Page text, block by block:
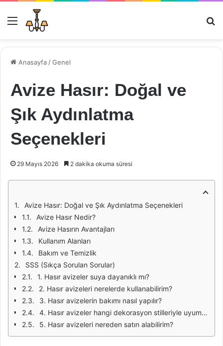
Menü
Anasayfa /Genel
Avize Hasır: Doğal ve
Şık Aydınlatma
Seçenekleri
29 Mayıs 2026 2 dakika okuma süresi
Avize Hasır: Doğal ve Şık Aydınlatma Seçenekleri
Avize Hasır Nedir?
Avize Hasırın Avantajları
Kullanım Alanları
Bakım ve Temizlik
SSS (Sıkça Sorulan Sorular)
1. Hasır avizeler suya dayanıklı mı?
2. Hasır avizeleri nerelerde kullanabilirim?
3. Hasır avizelerin bakımı nasıl yapılır?
4. Hasır avizeler hangi dekorasyon stilleriyle uyumlu?
5. Hasır avizeleri nereden satın alabilirim?